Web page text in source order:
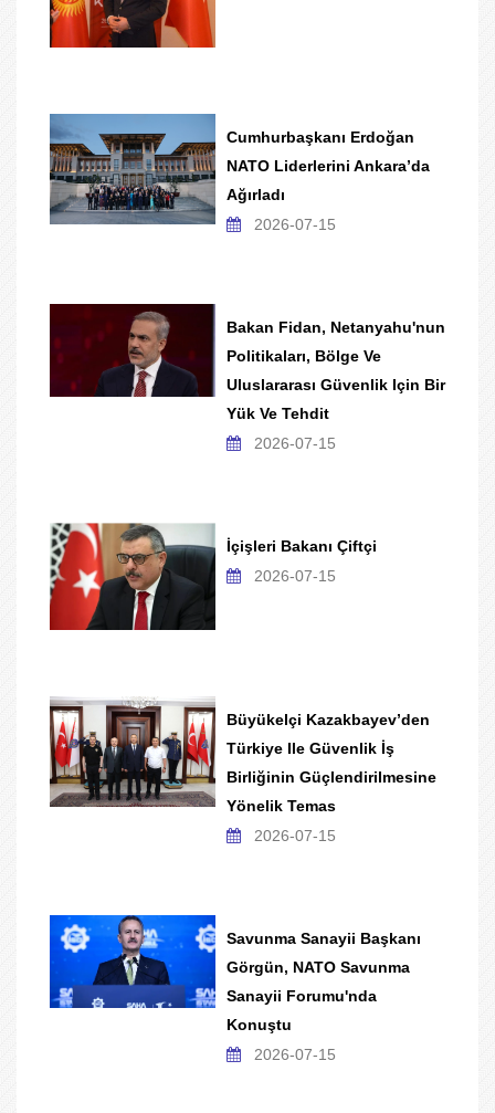
Cumhurbaşkanı Erdoğan
NATO Liderlerini Ankara’da
Ağırladı
2026-07-15
Bakan Fidan, Netanyahu'nun
Politikaları, Bölge Ve
Uluslararası Güvenlik Için Bir
Yük Ve Tehdit
2026-07-15
İçişleri Bakanı Çiftçi
2026-07-15
Büyükelçi Kazakbayev’den
Türkiye Ile Güvenlik İş
Birliğinin Güçlendirilmesine
Yönelik Temas
2026-07-15
Savunma Sanayii Başkanı
Görgün, NATO Savunma
Sanayii Forumu'nda
Konuştu
2026-07-15